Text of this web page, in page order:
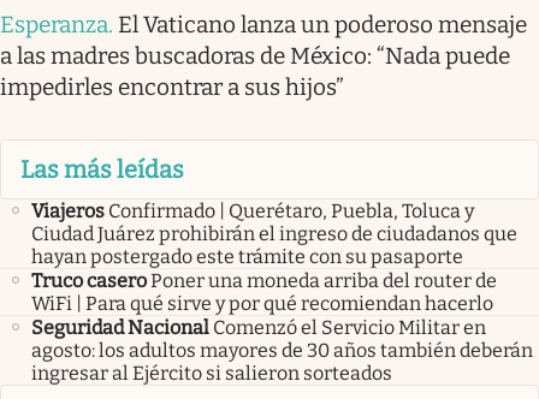
Esperanza. El Vaticano lanza un poderoso mensaje
a las madres buscadoras de México: “Nada puede
impedirles encontrar a sus hijos”
Las más leídas
Viajeros Confirmado | Querétaro, Puebla, Toluca y
Ciudad Juárez prohibirán el ingreso de ciudadanos que
hayan postergado este trámite con su pasaporte
Truco caseroPoner una moneda arriba del router de
WiFi | Para qué sirve y por qué recomiendan hacerlo
Seguridad Nacional Comenzó el Servicio Militar en
agosto: los adultos mayores de 30 años también deberán
ingresar al Ejército si salieron sorteados